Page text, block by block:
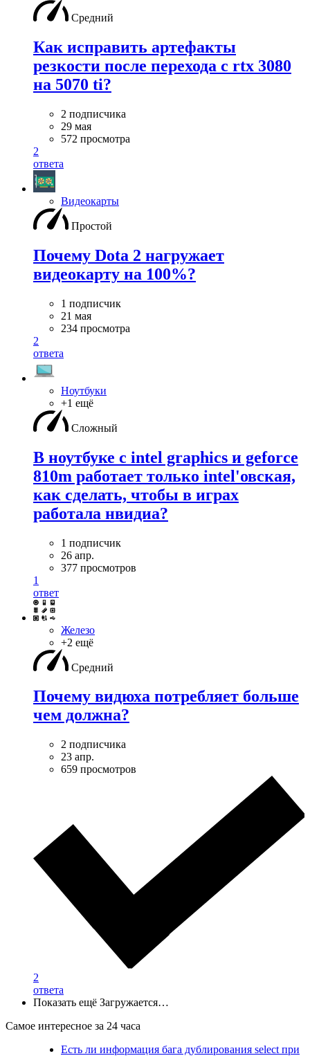
Средний
Как исправить артефакты
резкости после перехода с rtx 3080
на 5070 ti?
2 подписчика
29 мая
572 просмотра
2
ответа
Видеокарты
Простой
Почему Dota 2 нагружает
видеокарту на 100%?
1 подписчик
21 мая
234 просмотра
2
ответа
Ноутбуки
+1 ещё
Сложный
В ноутбуке с intel graphics и geforce
810m работает только intel'овская,
как сделать, чтобы в играх
работала нвидиа?
1 подписчик
26 апр.
377 просмотров
1
ответ
Железо
+2 ещё
Средний
Почему видюха потребляет больше
чем должна?
2 подписчика
23 апр.
659 просмотров
2
ответа
Показать ещё Загружается…
Самое интересное за 24 часа
Есть ли информация бага дублирования select при